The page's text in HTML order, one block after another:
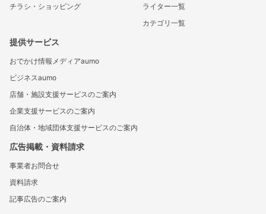
チラシ・ショッピング
ライター一覧
カテゴリ一覧
提供サービス
おでかけ情報メディアaumo
ビジネスaumo
店舗・施設支援サービスのご案内
企業支援サービスのご案内
自治体・地域団体支援サービスのご案内
広告掲載・資料請求
事業者お問合せ
資料請求
記事広告のご案内